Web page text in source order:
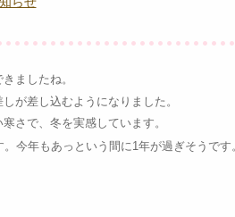
ましたね。
が差し込むようになりました。
さで、冬を実感しています。
。今年もあっという間に1年が過ぎそうです